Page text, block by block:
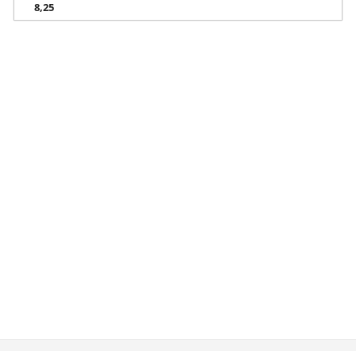
8,25